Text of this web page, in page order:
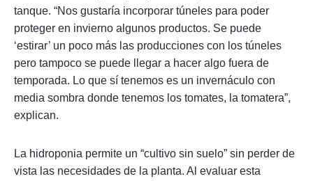
tanque. “Nos gustaría incorporar túneles para poder
proteger en invierno algunos productos. Se puede
‘estirar’ un poco más las producciones con los túneles
pero tampoco se puede llegar a hacer algo fuera de
temporada. Lo que sí tenemos es un invernáculo con
media sombra donde tenemos los tomates, la tomatera”,
explican.
La hidroponia permite un “cultivo sin suelo” sin perder de
vista las necesidades de la planta. Al evaluar esta